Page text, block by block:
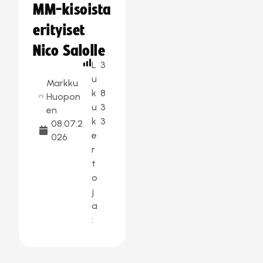
MM-kisoista
erityiset
Nico Salolle
Markku
Huopon
en
08.07.2
026
L
u
k
u
k
e
r
t
o
j
a
:
3
8
3
3